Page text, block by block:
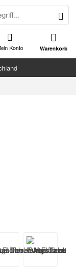
Warenkorb
Konto